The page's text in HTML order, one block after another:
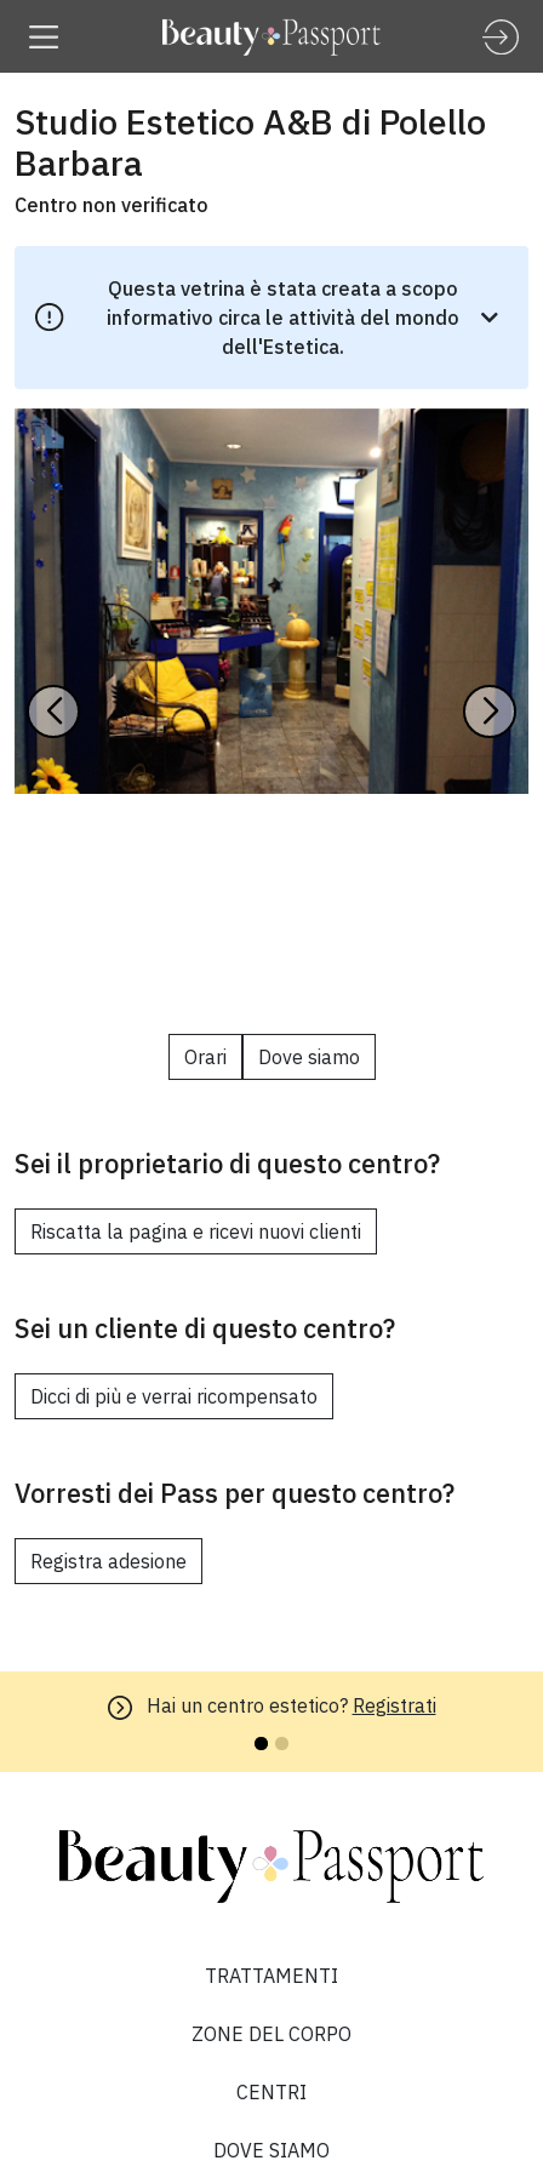
Studio Estetico A&B di Polello
Barbara
Centro non verificato
Questa vetrina è stata creata a scopo
informativo circa le attività del mondo
dell'Estetica.
Orari Dove siamo
Sei il proprietario di questo centro?
Riscatta la pagina e ricevi nuovi clienti
Sei un cliente di questo centro?
Dicci di più e verrai ricompensato
Vorresti dei Pass per questo centro?
Registra adesione
Hai un centro estetico? Registrati
TRATTAMENTI
ZONE DEL CORPO
CENTRI
DOVE SIAMO